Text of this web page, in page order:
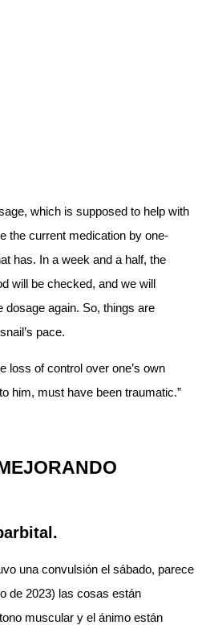
which is supposed to help with
the current medication by one-
has. In a week and a half, the
will be checked, and we will
dosage again. So, things are
pace.
loss of control over one’s own
him, must have been traumatic.”
una convulsión el sábado, parece
de 2023) las cosas están
muscular y el ánimo están